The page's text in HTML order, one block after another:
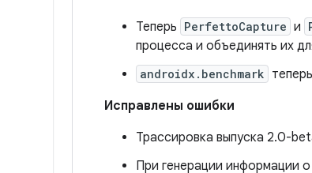
Теперь PerfettoCapture и
процесса и объединять их
androidx.benchmark
Исправлены ошибки
Трассировка выпуска 2.0-
При генерации информации